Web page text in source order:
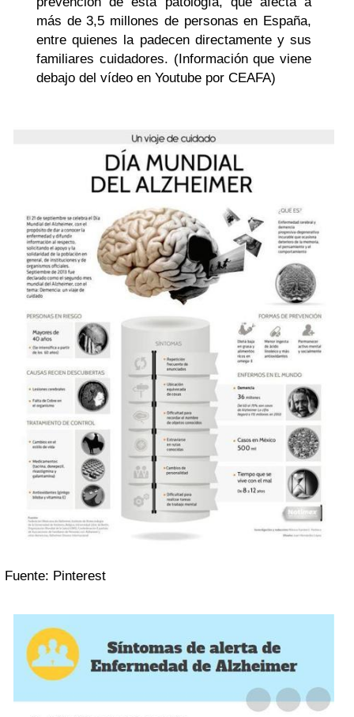
más de 3,5 millones de personas en España,
entre quienes la padecen directamente y sus
familiares cuidadores. (Información que viene
debajo del vídeo en Youtube por CEAFA)
Fuente: Pinterest